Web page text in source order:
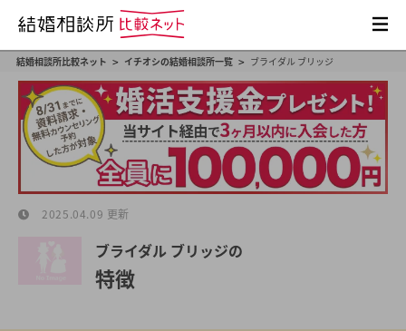
結婚相談所比較ネット > イチオシの結婚相談所一覧 > ブライダル ブリッジ
2025.04.09 更新
ブライダル ブリッジの
特徴